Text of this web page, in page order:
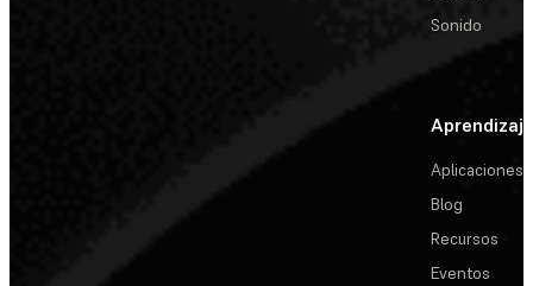
Sonido
Aprendizaje
Aplicaciones
Blog
Recursos
Eventos